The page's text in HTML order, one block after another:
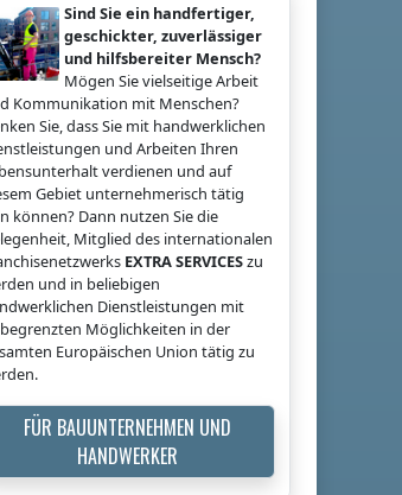
Sind Sie ein handfertiger,
geschickter, zuverlässiger
und hilfsbereiter Mensch?
Mögen Sie vielseitige Arbeit
Kommunikation mit Menschen?
Sie, dass Sie mit handwerklichen
und Arbeiten Ihren
verdienen und auf
Gebiet unternehmerisch tätig
können? Dann nutzen Sie die
Mitglied des internationalen
EXTRA SERVICESzu
und in beliebigen
Dienstleistungen mit
Möglichkeiten in der
Europäischen Union tätig zu
FÜR BAUUNTERNEHMEN UND
HANDWERKER